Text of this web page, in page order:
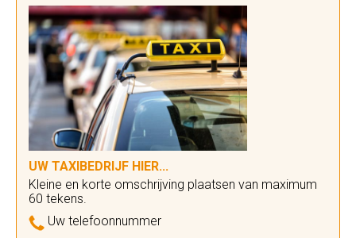
UW TAXIBEDRIJF HIER...
Kleine en korte omschrijving plaatsen van maximum
60 tekens.
Uw telefoonnummer